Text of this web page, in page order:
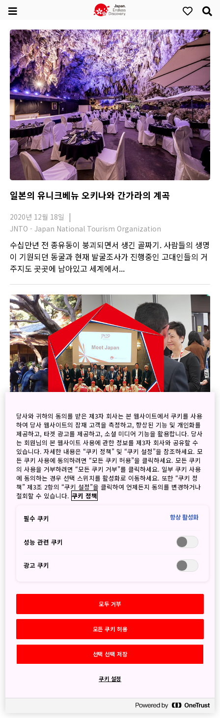
일본의 유니크베뉴 오키나와 간가라의 계곡
2020년 12월 18일
JNTO - Japan National Tourism Organization
수십만년 전 종유동이 붕괴되면서 생긴 골짜기. 사람들의 생명
이 기원되던 동굴과 현재 발굴조사가 진행중인 고대인들의 거
주지도 곳곳에 남아있고 세계에서...
Online Meet Japan 2020 개최안내
2020년 12월 18일
JNTO - Japan National Tourism Organization
지로서의 일본을 소개 드리고자 주요 관계자 여러분들을 초청
당사와 귀하의 동의를 받은 제3자 회사는 본 웹사이트에서 쿠키를 사용
하여 당사 웹사이트의 잠재 고객을 측정하고, 향상된 기능 및 개인화를
제공하고, 타겟 광고를 제공하고, 소셜 미디어 기능을 활용합니다. 당사
는 회원님의 본 웹사이트 사용에 관한 정보를 제3자 회사와 공유할 수
있습니다. 자세한 내용은 “쿠키 정책” 및 “쿠키 설정”을 참조하세요. 모
든 쿠키 사용에 동의하려면 “모든 쿠키 허용”을 클릭하세요. 모든 쿠키
의 사용을 거부하려면 “모든 쿠키 거부”를 클릭하세요. 일부 쿠키 사용
에 동의하는 경우 선택 스위치를 활성화로 이동하세요. 또한 “쿠키 정
책” 제3조 2항의 “쿠키 설정”을 클릭하여 언제든지 동의를 변경하거나
철회할 수 있습니다. 쿠키 정책
필수 쿠키 항상 활성화
성능 관련 쿠키
광고 쿠키
모두 거부
모든 쿠키 허용
선택 선택 저장
쿠키 설정